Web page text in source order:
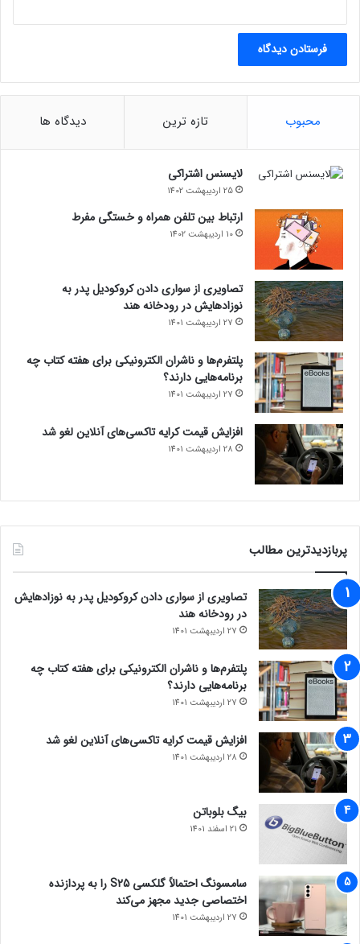
محبوب تازه ترین دیدگاه ها
لایسنس اشتراکی
25 اردیبهشت 1402
ارتباط بین تلفن همراه و خستگی مفرط
10 اردیبهشت 1402
تصاویری از سواری دادن کروکودیل پدر به
نوزادهایش در رودخانه هند
27 اردیبهشت 1401
پلتفرم‌ها و ناشران الکترونیکی برای هفته کتاب چه
برنامه‌هایی دارند؟
27 اردیبهشت 1401
افزایش قیمت کرایه تاکسی‌های آنلاین لغو شد
28 اردیبهشت 1401
پربازدیدترین مطالب
تصاویری از سواری دادن کروکودیل پدر به نوزادهایش
در رودخانه هند
27 اردیبهشت 1401
پلتفرم‌ها و ناشران الکترونیکی برای هفته کتاب چه
برنامه‌هایی دارند؟
27 اردیبهشت 1401
افزایش قیمت کرایه تاکسی‌های آنلاین لغو شد
28 اردیبهشت 1401
بیگ بلوباتن
21 اسفند 1401
سامسونگ احتمالاً گلکسی S25 را به پردازنده
اختصاصی جدید مجهز می‌کند
27 اردیبهشت 1401